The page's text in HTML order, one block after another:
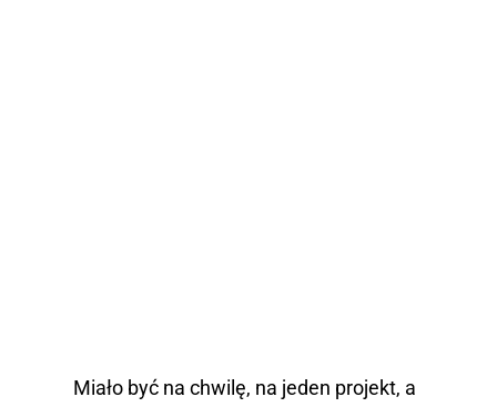
Miało być na chwilę, na jeden projekt, a